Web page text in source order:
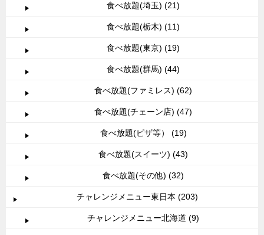
食べ放題(埼玉) (21)
食べ放題(栃木) (11)
食べ放題(東京) (19)
食べ放題(群馬) (44)
食べ放題(ファミレス) (62)
食べ放題(チェーン店) (47)
食べ放題(ピザ等） (19)
食べ放題(スイーツ) (43)
食べ放題(その他) (32)
チャレンジメニュー東日本 (203)
チャレンジメニュー北海道 (9)